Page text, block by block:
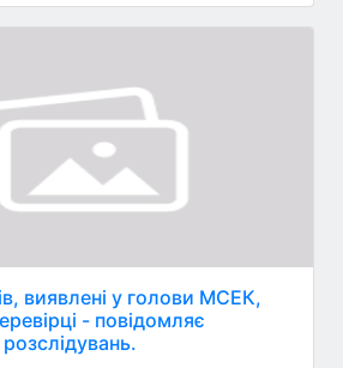
виявлені у голови МСЕК,
- повідомляє